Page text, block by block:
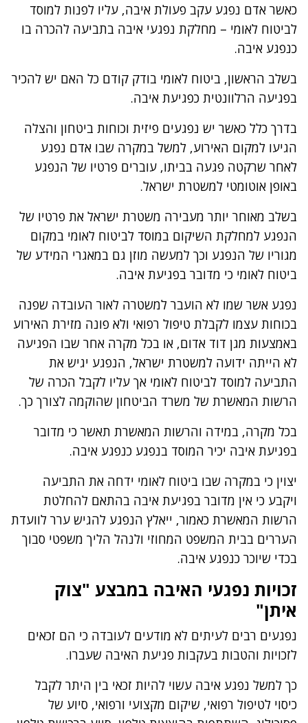
כאשר אדם נפגע עקב פעולת איבה, עליו לפנות למוסד
לביטוח לאומי – מחלקת נפגעי איבה בתביעה להכרה בו
כנפגע איבה.
בשלב הראשון, ביטוח לאומי בודק קודם כל האם יש להכיר
בפגיעה הרלוונטית כפגיעת איבה.
בדרך כלל כאשר יש נפגעים פיזית וכוחות ביטחון והצלה
הגיעו למקום האירוע, למשל במקרה שבו אדם נפגע
לאחר שרקטה פגעה בביתו, עוברים פרטיו של הנפגע
באופן אוטומטי למשטרת ישראל.
בשלב מאוחר יותר מעבירה משטרת ישראל את פרטיו של
הנפגע למחלקת השיקום במוסד לביטוח לאומי במקום
מגוריו של הנפגע וכך למעשה מוזן גם במאגרי המידע של
ביטוח לאומי כי מדובר בפגיעת איבה.
נפגע אשר שמו לא הועבר למשטרה לאור העובדה שפנה
בכוחות עצמו לקבלת טיפול רפואי ולא פונה מזירת האירוע
באמצעות מגן דוד אדום, או בכל מקרה אחר שבו הפגיעה
לא הייתה ידועה למשטרת ישראל, הנפגע יגיש את
התביעה למוסד לביטוח לאומי אך עליו לקבל הכרה של
הרשות המאשרת של משרד הביטחון שהוקמה לצורך כך.
בכל מקרה, במידה והרשות המאשרת תאשר כי מדובר
בפגיעת איבה יכיר המוסד בנפגע כנפגע איבה.
יצוין כי במקרה שבו ביטוח לאומי ידחה את התביעה
ויקבע כי אין מדובר בפגיעת איבה בהתאם להחלטת
הרשות המאשרת כאמור, ייאלץ הנפגע להגיש ערר לוועדת
העררים בבית המשפט המחוזי ולנהל הליך משפטי סבוך
בכדי שיוכר כנפגע איבה.
זכויות נפגעי האיבה במבצע "צוק
איתן"
נפגעים רבים לעיתים לא מודעים לעובדה כי הם זכאים
לזכויות והטבות בעקבות פגיעת האיבה שעברו.
כך למשל נפגע איבה עשוי להיות זכאי בין היתר לקבל
כיסוי לטיפול רפואי, שיקום מקצועי ורפואי, סיוע של